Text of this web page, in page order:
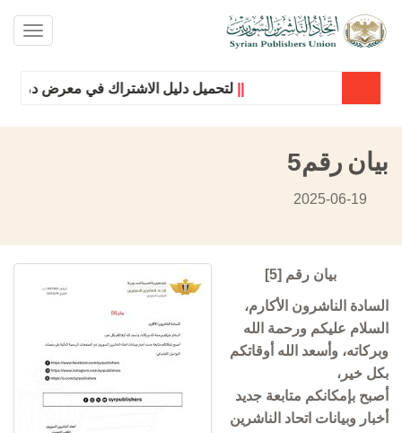
لتحميل دليل الاشتراك في معرض دمشق
بيان رقم5
بيان رقم [5]
السادة الناشرون الأكارم،
السلام عليكم ورحمة الله
وبركاته، وأسعد الله أوقاتكم
بكل خير،
أصبح بإمكانكم متابعة جديد
أخبار وبيانات اتحاد الناشرين